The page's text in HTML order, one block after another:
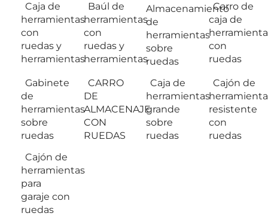
Caja de
herramientas
con
ruedas y
herramientas
Baúl de
herramientas
con
ruedas y
herramientas
Almacenamiento
de
herramientas
sobre
ruedas
Carro de
caja de
con
ruedas
Gabinete
de
herramientas
sobre
ruedas
CARRO
DE
ALMACENAJE
CON
RUEDAS
Caja de
herramientas
grande
sobre
ruedas
Cajón de
resistente
con
ruedas
Cajón de
herramientas
para
garaje con
ruedas